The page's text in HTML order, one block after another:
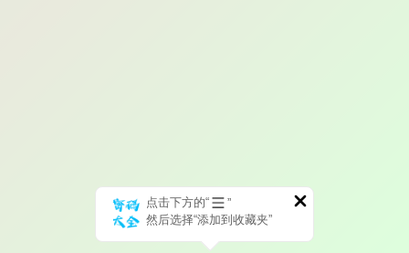
点击下方的“
”
然后选择“添加到收藏夹”